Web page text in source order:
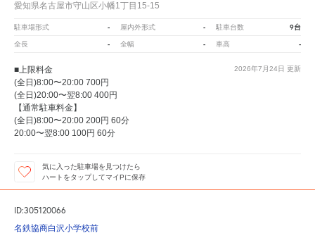
愛知県名古屋市守山区小幡1丁目15-15
駐車場形式 - 屋内外形式 - 駐車台数 9台
全長 - 全幅 - 車高 -
2026年7月24日 更新
■上限料金
(全日)8:00〜20:00 700円
(全日)20:00〜翌8:00 400円
【通常駐車料金】
(全日)8:00〜20:00 200円 60分
20:00〜翌8:00 100円 60分
気に入った駐車場を見つけたら
ハートをタップしてマイPに保存
ID:305120066
名鉄協商白沢小学校前